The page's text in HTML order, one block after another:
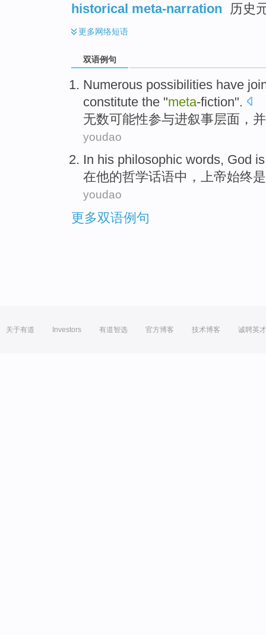
historical meta-narration
历史
更多网络短语
双语例句
Numerous possibilities have
constitute the "meta-fiction".
无数可能性参与进叙事层面 ，并
youdao
In his philosophic words, God is
在他的哲学话语中， 上帝始终是
youdao
更多双语例句
关于有道 Investors 有道智选 官方博客 技术博客 诚聘英才